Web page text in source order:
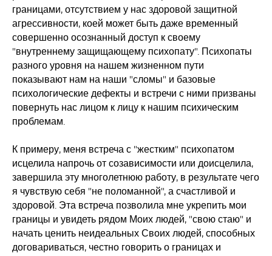
границами, отсутствием у нас здоровой защитной
агрессивности, коей может быть даже временный
совершенно осознанный доступ к своему
"внутреннему защищающему психопату". Психопаты
разного уровня на нашем жизненном пути
показывают нам на наши "сломы" и базовые
психологические дефекты и встречи с ними призваны
повернуть нас лицом к лицу к нашим психическим
проблемам.
К примеру, меня встреча с "жестким" психопатом
исцелила напрочь от созависимости или доисцелила,
завершила эту многолетнюю работу, в результате чего
я чувствую себя "не поломанной", а счастливой и
здоровой. Эта встреча позволила мне укрепить мои
границы и увидеть рядом Моих людей, "свою стаю" и
начать ценить неидеальных Своих людей, способных
договариваться, честно говорить о границах и